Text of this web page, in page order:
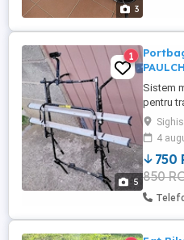
3
5
1
Sistem
pentru
fără a
tip de
Plus,
metalică
reglabile
Modelul ...
4
750
850